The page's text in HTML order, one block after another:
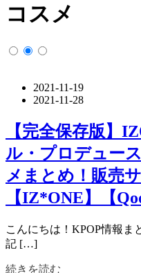
コスメ
2021-11-19
2021-11-28
【完全保存版】
ル・プロデュー
メまとめ！販売
【IZ*ONE】【
こんにちは！KPOP情報ま
記 […]
続きを読む